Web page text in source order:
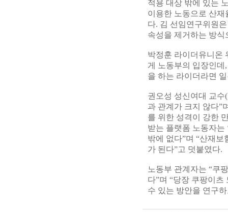
적용 대상 밖에 있는
이용한 노동으로 산
다. 김 선임연구위원
속성을 제거하는 방식
박정훈 라이더유니온
게 노동부의 입장인데
을 하는 라이더라면
권오성 성신여대 교
과 관계가 크지 않다”
를 위한 성격이 강한
받는 플랫폼 노동자
밖에 없다”며 “산재
가 된다”고 덧붙였다.
노동부 관계자는 “쿠
다”며 “당장 쿠팡이
수 있는 방안을 연구